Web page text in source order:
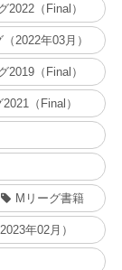
2022（Final）
2022年03月）
2019（Final）
（Final）
Mリーグ書籍
年02月）